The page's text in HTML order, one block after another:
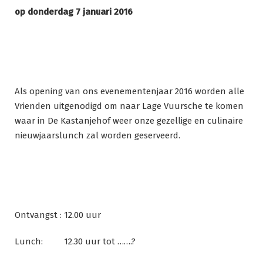
op donderdag 7 januari 2016
Als opening van ons evenementenjaar 2016 worden alle
Vrienden uitgenodigd om naar Lage Vuursche te komen
waar in De Kastanjehof weer onze gezellige en culinaire
nieuwjaarslunch zal worden geserveerd.
Ontvangst : 12.00 uur
Lunch: 12.30 uur tot …….?